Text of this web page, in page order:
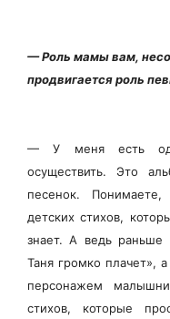
— Роль мамы вам,
продвигается роль
— У меня есть
осуществить. Это
песенок.
детских стихов,
знает. А ведь раньше
Таня громко плачет»,
персонажем
стихов, которые